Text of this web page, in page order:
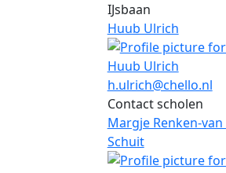
IJsbaan
Huub Ulrich
E-mail
h.ulrich@chello.nl
Contact scholen
Margje Renken-
Schuit